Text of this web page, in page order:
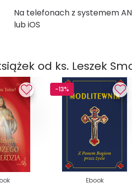
Na telefonach z systemem
lub iOS
od ks. Leszek
-13%
Ebook